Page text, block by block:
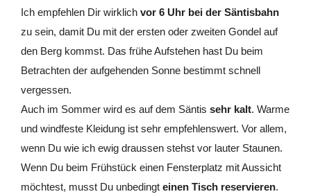
Ich empfehlen Dir wirklich vor 6 Uhr bei der Säntisbahn
zu sein, damit Du mit der ersten oder zweiten Gondel auf
den Berg kommst. Das frühe Aufstehen hast Du beim
Betrachten der aufgehenden Sonne bestimmt schnell
vergessen.
Auch im Sommer wird es auf dem Säntis sehr kalt. Warme
und windfeste Kleidung ist sehr empfehlenswert. Vor allem,
wenn Du wie ich ewig draussen stehst vor lauter Staunen.
Wenn Du beim Frühstück einen Fensterplatz mit Aussicht
möchtest, musst Du unbedingt einen Tisch reservieren.